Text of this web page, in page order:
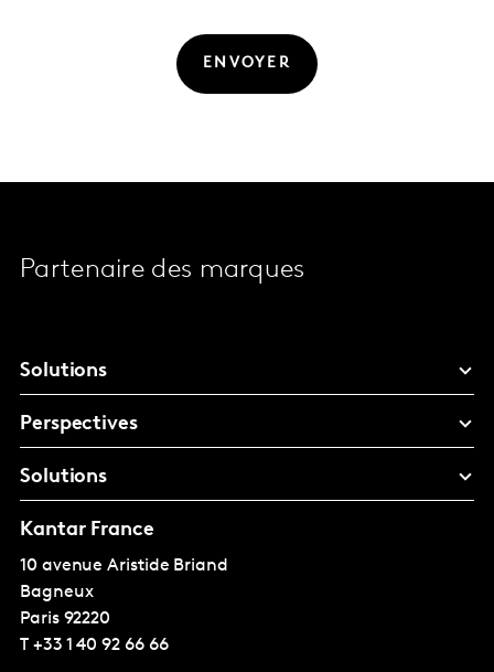
ENVOYER
Partenaire des marques
Solutions
Perspectives
Solutions
Kantar France
10 avenue Aristide Briand
Bagneux
Paris 92220
T +33 1 40 92 66 66